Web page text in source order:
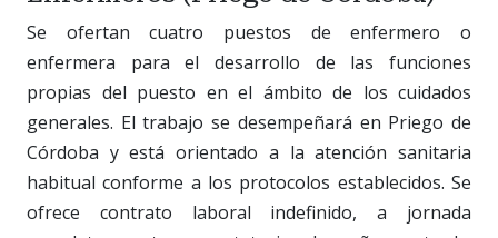
Se ofertan cuatro puestos de enfermero o
enfermera para el desarrollo de las funciones
propias del puesto en el ámbito de los cuidados
generales. El trabajo se desempeñará en Priego de
Córdoba y está orientado a la atención sanitaria
habitual conforme a los protocolos establecidos. Se
ofrece contrato laboral indefinido, a jornada